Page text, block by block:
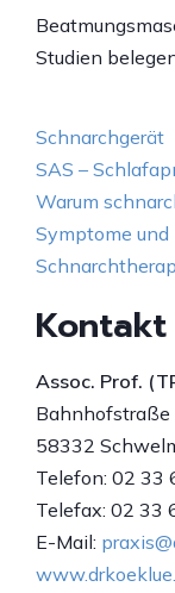
Studien
Schnarchgerät
SAS –
Warum
Symptome und
Kontakt
Assoc. Prof.
Bahnhofstraße
58332
Telefon: 02 33
Telefax: 02 33
E-Mail: